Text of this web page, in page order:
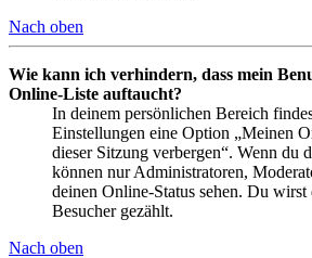
Nach oben
Wie kann ich verhindern, dass mein
Online-Liste auftaucht?
In deinem persönlichen Bereich
Einstellungen eine Option „Meinen
dieser Sitzung verbergen“. Wenn du
können nur Administratoren,
deinen Online-Status sehen. Du wirst
Besucher gezählt.
Nach oben